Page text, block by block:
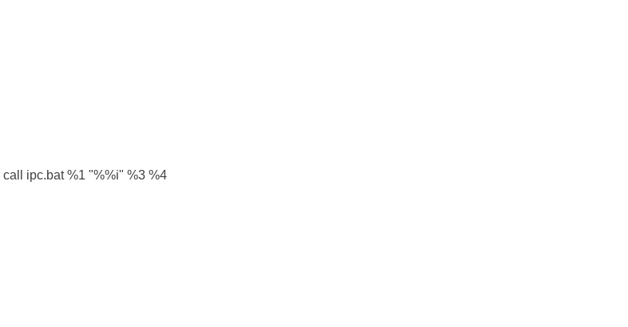
ipc.bat %1 "%%i" %3 %4